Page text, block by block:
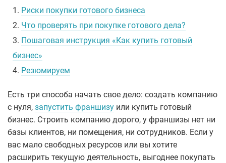
1. Риски покупки готового бизнеса
2. Что проверять при покупке готового дела?
3. Пошаговая инструкция «Как купить готовый
бизнес»
4. Резюмируем
Есть три способа начать свое дело: создать компанию
с нуля, запустить франшизу или купить готовый
бизнес. Строить компанию дорого, у франшизы нет ни
базы клиентов, ни помещения, ни сотрудников. Если у
вас мало свободных ресурсов или вы хотите
расширить текущую деятельность, выгоднее покупать